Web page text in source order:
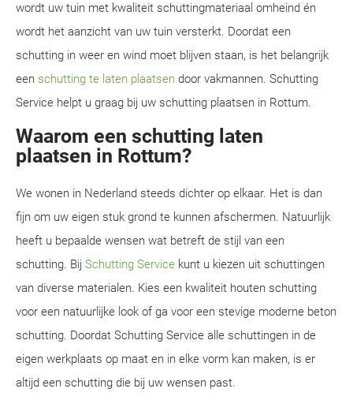
wordt uw tuin met kwaliteit schuttingmateriaal omheind én
wordt het aanzicht van uw tuin versterkt. Doordat een
schutting in weer en wind moet blijven staan, is het belangrijk
een schutting te laten plaatsen door vakmannen. Schutting
Service helpt u graag bij uw schutting plaatsen in Rottum.
Waarom een schutting laten
plaatsen in Rottum?
We wonen in Nederland steeds dichter op elkaar. Het is dan
fijn om uw eigen stuk grond te kunnen afschermen. Natuurlijk
heeft u bepaalde wensen wat betreft de stijl van een
schutting. Bij Schutting Service kunt u kiezen uit schuttingen
van diverse materialen. Kies een kwaliteit houten schutting
voor een natuurlijke look of ga voor een stevige moderne beton
schutting. Doordat Schutting Service alle schuttingen in de
eigen werkplaats op maat en in elke vorm kan maken, is er
altijd een schutting die bij uw wensen past.